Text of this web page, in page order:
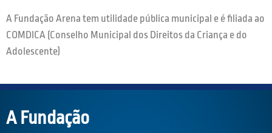
A Fundação Arena tem utilidade pública municipal e é filiada ao
COMDICA (Conselho Municipal dos Direitos da Criança e do
Adolescente)
A Fundação